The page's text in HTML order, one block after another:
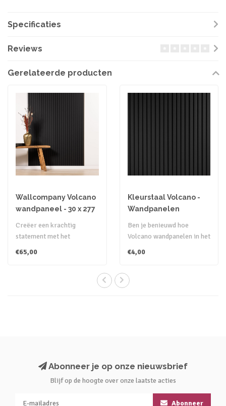
Specificaties
Reviews
Gerelateerde producten
Wallcompany Volcano
wandpaneel - 30 x 277
Creëer een krachtig
statement met het
gedurfde keuze vo..
€65,00
Kleurstaal Volcano -
Wandpanelen
Ben je benieuwd hoe
Volcano wandpanelen in het
kleursta..
€4,00
Abonneer je op onze nieuwsbrief
Blijf op de hoogte over onze laatste acties
Abonneer